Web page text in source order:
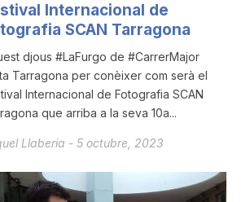
Internacional de
SCAN Tarragona
djous #LaFurgo de #CarrerMajor
Tarragona per conèixer com serà el
Internacional de Fotografia SCAN
que arriba a la seva 10a...
Llaberia - 5 octubre, 2023